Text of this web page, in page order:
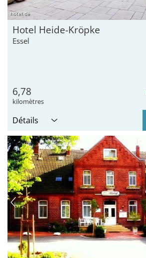
hotel.de
Hotel Heide-Kröpke
Essel
6,78
kilomètres
Détails